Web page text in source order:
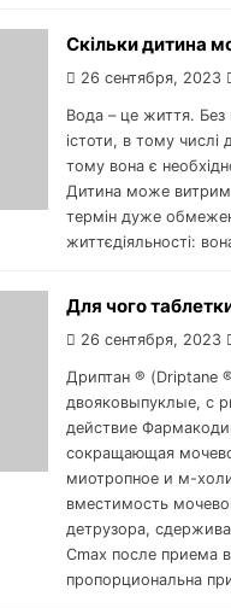
Скільки дитина
26 сентября, 2023
Вода – це життя. Без
істоти, в тому
тому вона є
Дитина може
термін дуже
життєдіяльності:
Для чого
26 сентября, 2023
Дриптан ® (Driptane
двояковыпуклые, с
действие
сокращающая
миотропное и м-
вместимость
детрузора,
Cmax после приема
пропорциональна